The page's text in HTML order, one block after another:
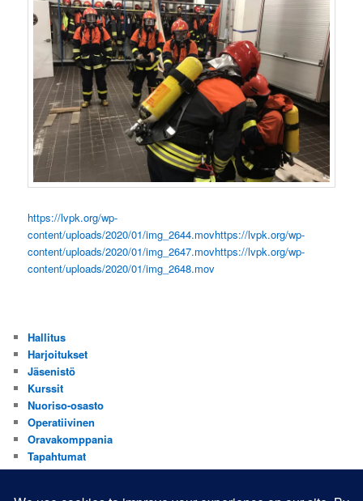
https://lvpk.org/wp-
content/uploads/2020/01/img_2644.movhttps://lvpk.org/wp-
content/uploads/2020/01/img_2647.movhttps://lvpk.org/wp-
content/uploads/2020/01/img_2648.mov
Hallitus
Harjoitukset
Jäsenistö
Kurssit
Nuoriso-osasto
Operatiivinen
Oravakomppania
Tapahtumat
Valistus